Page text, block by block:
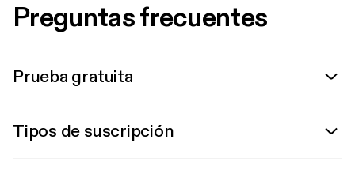
Preguntas frecuentes
Prueba gratuita
Tipos de suscripción